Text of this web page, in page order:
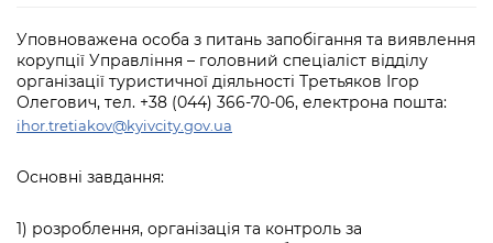
Уповноважена особа з питань запобігання та виявлення
корупції Управління – головний спеціаліст відділу
організації туристичної діяльності Третьяков Ігор
Олегович, тел. +38 (044) 366-70-06, електрона пошта:
ihor.tretiakov@kyivcity.gov.ua
Основні завдання:
1) розроблення, організація та контроль за